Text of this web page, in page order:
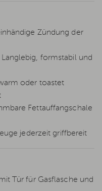
Zündung der
Langlebig, formstabil und
oder toastet
Fettauffangschale
jederzeit griffbereit
Tür für Gasflasche und